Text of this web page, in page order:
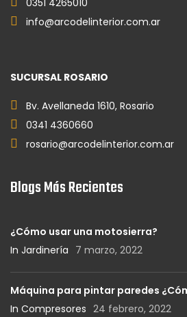
0351 4265010
info@arcodelinterior.com.ar
SUCURSAL ROSARIO
Bv. Avellaneda 1610, Rosario
0341 4360660
rosario@arcodelinterior.com.ar
Blogs Más Recientes
¿Cómo usar una motosierra?
In Jardinería 7 marzo, 2022
Máquina para pintar paredes
In Compresores 24 febrero, 2022